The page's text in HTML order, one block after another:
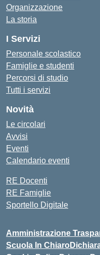
Organizzazione
La storia
I Servizi
Personale scolastico
Famiglie e studenti
Percorsi di studio
Tutti i servizi
Novità
Le circolari
Avvisi
Eventi
Calendario eventi
RE Docenti
RE Famiglie
Sportello Digitale
Amministrazione
Scuola In Chiaro